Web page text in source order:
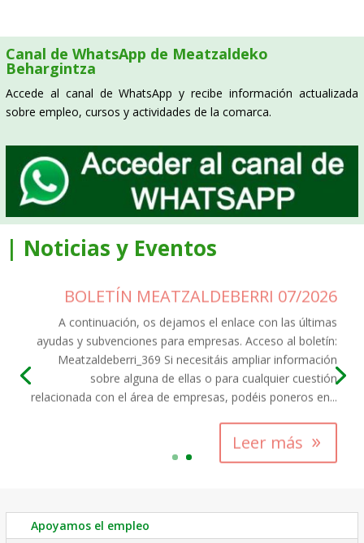
Canal de WhatsApp de Meatzaldeko
Behargintza
Accede al canal de WhatsApp y recibe información actualizada
sobre empleo, cursos y actividades de la comarca.
| Noticias y Eventos
BOLETÍN MEATZALDEBERRI 07/2026
A continuación, os dejamos el enlace con las últimas
ayudas y subvenciones para empresas. Acceso al boletín:
Meatzaldeberri_369 Si necesitáis ampliar información
sobre alguna de ellas o para cualquier cuestión
relacionada con el área de empresas, podéis poneros en...
Leer más
Apoyamos el empleo